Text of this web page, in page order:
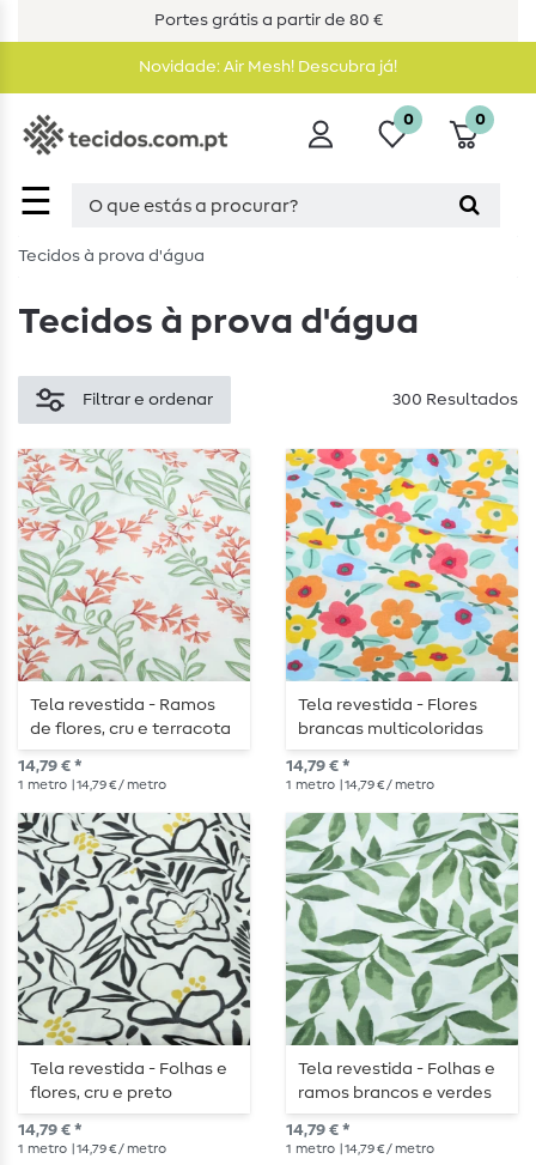
Portes grátis a partir de 80 €
Novidade: Air Mesh! Descubra já!
☰
0 0
Tecidos à prova d'água
Tecidos à prova d'água
Filtrar e ordenar 300 Resultados
Tela revestida - Ramos
de flores, cru e terracota
14,79 € *
1 metro | 14,79 € / metro
Tela revestida - Flores
brancas multicoloridas
14,79 € *
1 metro | 14,79 € / metro
Tela revestida - Folhas e
flores, cru e preto
14,79 € *
1 metro | 14,79 € / metro
Tela revestida - Folhas e
ramos brancos e verdes
14,79 € *
1 metro | 14,79 € / metro